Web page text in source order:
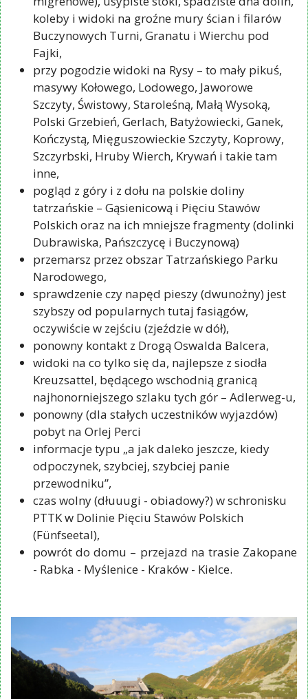
koleby i widoki na groźne mury ścian i filarów
Buczynowych Turni, Granatu i Wierchu pod
Fajki,
przy pogodzie widoki na Rysy – to mały pikuś,
masywy Kołowego, Lodowego, Jaworowe
Szczyty, Świstowy, Staroleśną, Małą Wysoką,
Polski Grzebień, Gerlach, Batyżowiecki, Ganek,
Kończystą, Mięguszowieckie Szczyty, Koprowy,
Szczyrbski, Hruby Wierch, Krywań i takie tam
inne,
pogląd z góry i z dołu na polskie doliny
tatrzańskie – Gąsienicową i Pięciu Stawów
Polskich oraz na ich mniejsze fragmenty (dolinki
Dubrawiska, Pańszczycę i Buczynową)
przemarsz przez obszar Tatrzańskiego Parku
Narodowego,
sprawdzenie czy napęd pieszy (dwunożny) jest
szybszy od popularnych tutaj fasiągów,
oczywiście w zejściu (zjeździe w dół),
ponowny kontakt z Drogą Oswalda Balcera,
widoki na co tylko się da, najlepsze z siodła
Kreuzsattel, będącego wschodnią granicą
najhonorniejszego szlaku tych gór – Adlerweg-u,
ponowny (dla stałych uczestników wyjazdów)
pobyt na Orlej Perci
informacje typu „a jak daleko jeszcze, kiedy
odpoczynek, szybciej, szybciej panie
przewodniku”,
czas wolny (dłuuugi - obiadowy?) w schronisku
PTTK w Dolinie Pięciu Stawów Polskich
(Fünfseetal),
powrót do domu – przejazd na trasie Zakopane
- Rabka - Myślenice - Kraków - Kielce.